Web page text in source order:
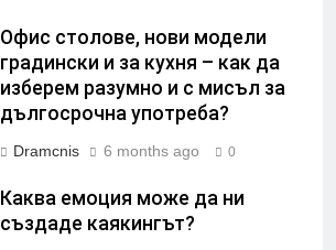
Офис столове, нови модели
градински и за кухня – как да
изберем разумно и с мисъл за
дългосрочна употреба?
Dramcnis 6 months ago 0
Каква емоция може да ни
създаде каякингът?